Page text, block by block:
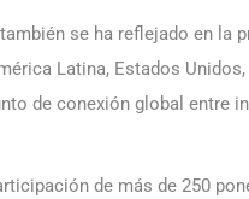
se ha reflejado en la
Latina, Estados
de conexión global entre
de más de 250